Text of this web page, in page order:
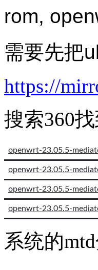
rom,
需要先把
https://
搜索360
openwrt-23.05.5-
openwrt-23.05.5-
openwrt-23.05.5-
openwrt-23.05.5-
系统的